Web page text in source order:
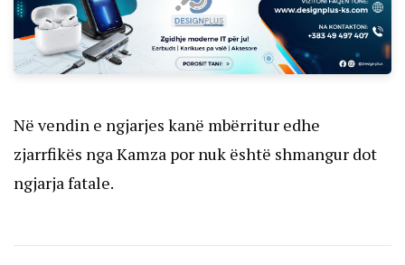
Në vendin e ngjarjes kanë mbërritur edhe
zjarrfikës nga Kamza por nuk është shmangur dot
ngjarja fatale.